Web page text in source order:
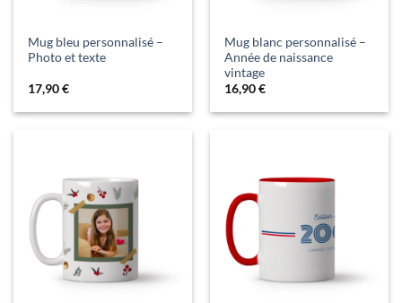
Mug bleu personnalisé –
Photo et texte
17,90€
Mug blanc personnalisé –
Année de naissance
vintage
16,90€